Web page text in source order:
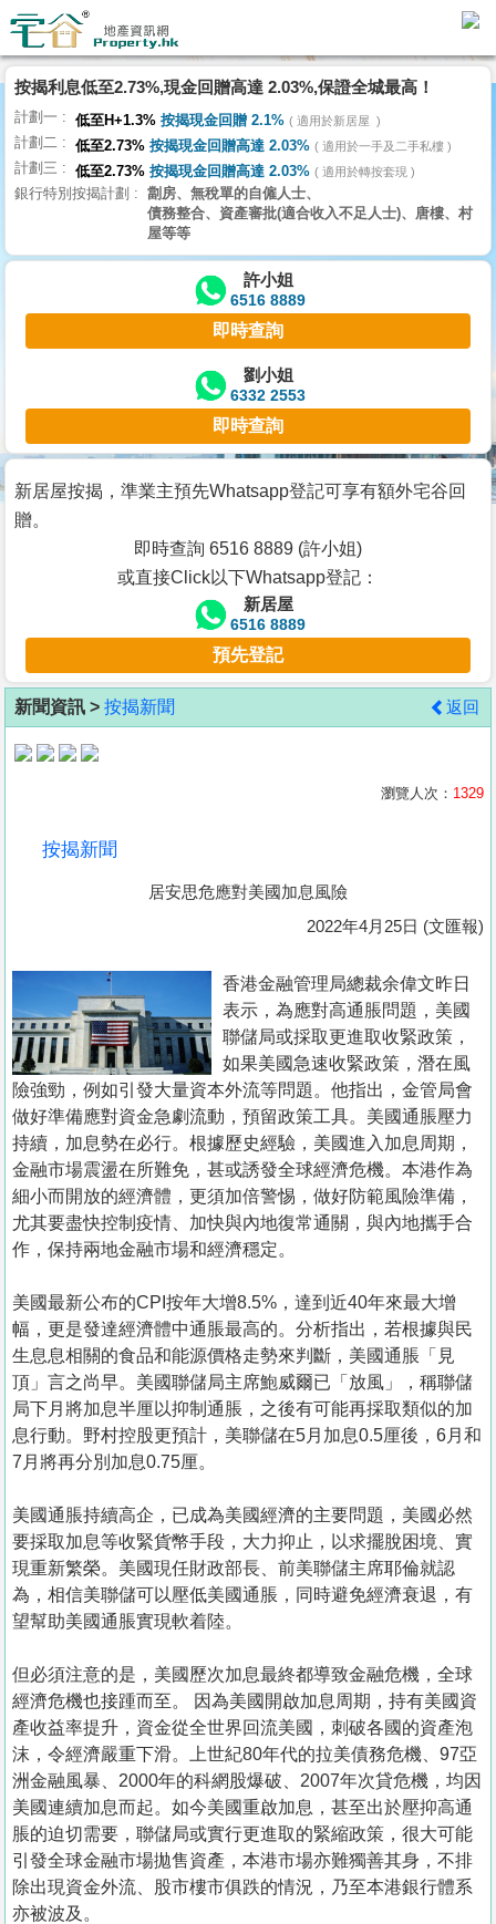
理
主
頁
搵
樓/
交
業
主
宅
谷
按
客
地
產
置
業
手
冊
關
於
我
們
按揭利息低至2.73%,現金回贈高達 2.03%,保證全城最高！
計劃一 低至H+1.3% 按揭現金回贈 2.1% 適用於新居屋
計劃二 低至2.73% 按揭現金回贈高達 2.03% 適用於一手及二手私樓
計劃三 低至2.73% 按揭現金回贈高達 2.03% 適用於轉按套現
銀行特別按揭計劃
劏房、無稅單的自僱人士、
債務整合、資產審批(適合收入不足人士)、唐樓、村
屋等等
許小姐
6516 8889
即時查詢
劉小姐
6332 2553
即時查詢
新居屋按揭，準業主預先Whatsapp登記可享有額外宅谷回
贈。
即時查詢 6516 8889 (許小姐)
或直接Click以下Whatsapp登記：
新居屋
6516 8889
預先登記
新聞資訊 > 按揭新聞 返回
瀏覽人次： 1329
按揭新聞
居安思危應對美國加息風險
2022年4月25日 (文匯報)
香港金融管理局總裁余偉文昨日
表示，為應對高通脹問題，美國
聯儲局或採取更進取收緊政策，
如果美國急速收緊政策，潛在風
險強勁，例如引發大量資本外流等問題。他指出，金管局會
做好準備應對資金急劇流動，預留政策工具。美國通脹壓力
持續，加息勢在必行。根據歷史經驗，美國進入加息周期，
金融市場震盪在所難免，甚或誘發全球經濟危機。本港作為
細小而開放的經濟體，更須加倍警惕，做好防範風險準備，
尤其要盡快控制疫情、加快與內地復常通關，與內地攜手合
作，保持兩地金融市場和經濟穩定。
美國最新公布的CPI按年大增8.5%，達到近40年來最大增
幅，更是發達經濟體中通脹最高的。分析指出，若根據與民
生息息相關的食品和能源價格走勢來判斷，美國通脹「見
頂」言之尚早。美國聯儲局主席鮑威爾已「放風」，稱聯儲
局下月將加息半厘以抑制通脹，之後有可能再採取類似的加
息行動。野村控股更預計，美聯儲在5月加息0.5厘後，6月和
7月將再分別加息0.75厘。
美國通脹持續高企，已成為美國經濟的主要問題，美國必然
要採取加息等收緊貨幣手段，大力抑止，以求擺脫困境、實
現重新繁榮。美國現任財政部長、前美聯儲主席耶倫就認
為，相信美聯儲可以壓低美國通脹，同時避免經濟衰退，有
望幫助美國通脹實現軟着陸。
但必須注意的是，美國歷次加息最終都導致金融危機，全球
經濟危機也接踵而至。 因為美國開啟加息周期，持有美國資
產收益率提升，資金從全世界回流美國，刺破各國的資產泡
沫，令經濟嚴重下滑。上世紀80年代的拉美債務危機、97亞
洲金融風暴、2000年的科網股爆破、2007年次貸危機，均因
美國連續加息而起。如今美國重啟加息，甚至出於壓抑高通
脹的迫切需要，聯儲局或實行更進取的緊縮政策，很大可能
引發全球金融市場拋售資產，本港市場亦難獨善其身，不排
除出現資金外流、股市樓市俱跌的情況，乃至本港銀行體系
亦被波及。